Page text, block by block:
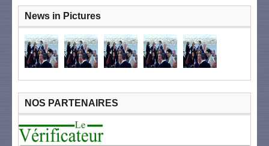
News in Pictures
NOS PARTENAIRES